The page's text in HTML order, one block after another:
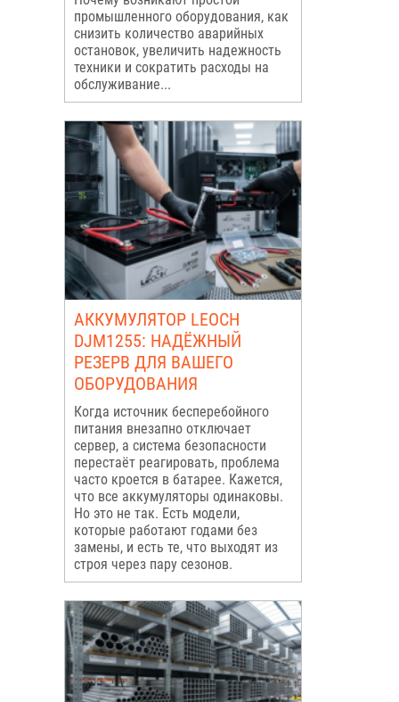
промышленного оборудования, как
снизить количество аварийных
остановок, увеличить надежность
техники и сократить расходы на
обслуживание...
АККУМУЛЯТОР LEOCH
DJM1255: НАДЁЖНЫЙ
РЕЗЕРВ ДЛЯ ВАШЕГО
ОБОРУДОВАНИЯ
Когда источник бесперебойного
питания внезапно отключает
сервер, а система безопасности
перестаёт реагировать, проблема
часто кроется в батарее. Кажется,
что все аккумуляторы одинаковы.
Но это не так. Есть модели,
которые работают годами без
замены, и есть те, что выходят из
строя через пару сезонов.